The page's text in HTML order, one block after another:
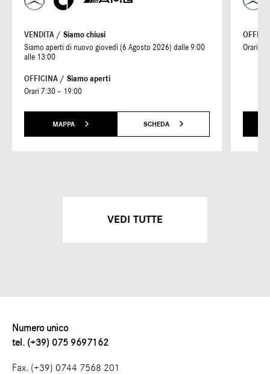
VENDITA / Siamo chiusi
Siamo aperti di nuovo giovedì (6 Agosto 2026) dalle 9:00
alle 13:00
OFFICINA / Siamo aperti
Orari 7:30 – 19:00
MAPPA SCHEDA
Orari
VEDI TUTTE
Numero unico
tel. (+39) 075 9697162
Fax. (+39) 0744 7568 201